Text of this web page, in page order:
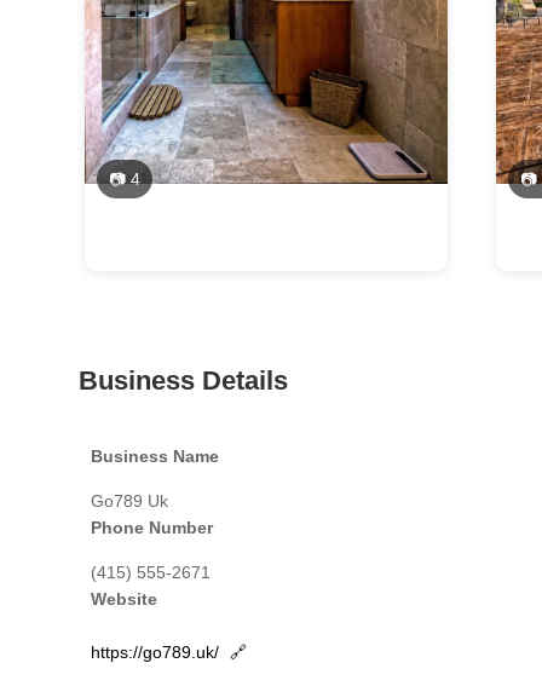
📷 4 📷
Business Details
Business Name
Go789 Uk
Phone Number
(415) 555-2671
Website
https://go789.uk/ 🔗